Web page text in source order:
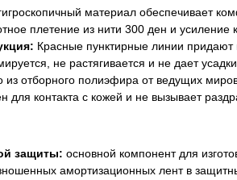
материал обеспечивает
плетение из нити 300 ден и усиление
Красные пунктирные линии придают
не растягивается и не дает
из отборного полиэфира от ведущих
для контакта с кожей и не вызывает
защиты: основной компонент для
амортизационных лент в